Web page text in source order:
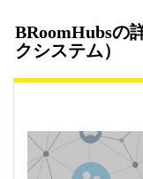
BRoomHubsの
クシステム）